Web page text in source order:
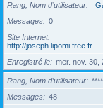
Rang, Nom d’utilisateur
Messages
0
Site Internet
http://joseph.lipomi.free.fr
Enregistré le
mer. nov. 30,
Rang, Nom d’utilisateur ****
Messages
48